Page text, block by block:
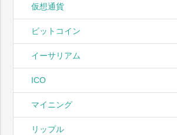
仮想通貨
ビットコイン
イーサリアム
ICO
マイニング
リップル